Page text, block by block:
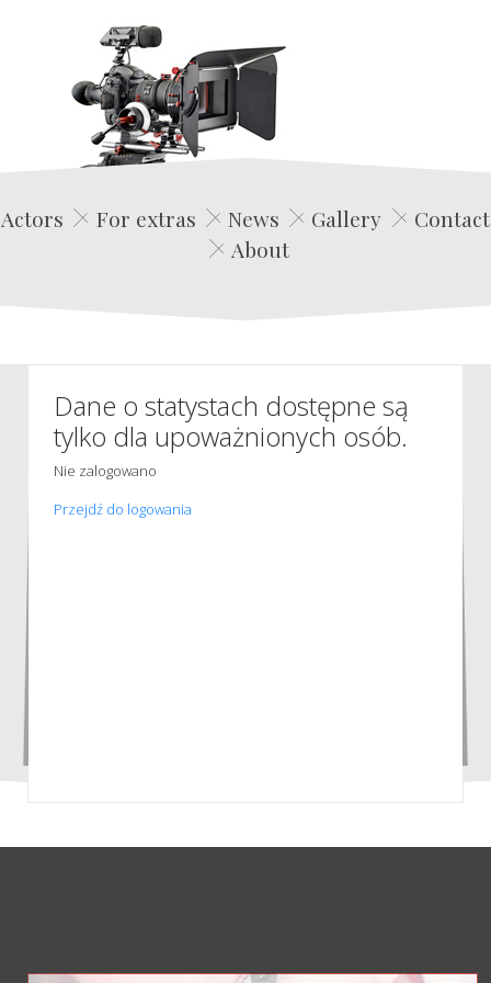
Edwin Film Agencja Aktorska
Actors For extras News Gallery
Contact
About
Dane o statystach dostępne są
tylko dla upoważnionych osób.
Nie zalogowano
Przejdź do logowania